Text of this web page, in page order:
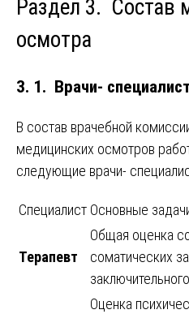
Раздел 3. Состав
осмотра
3. 1. Врачи-
В состав врачебной
медицинских осмотров
следующие врачи-
Специалист Основные
Терапевт
Общая оценка
соматических
Оценка